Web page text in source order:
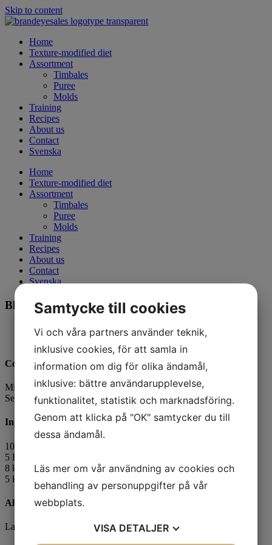
Skip to content
Home
Texture-modified diet
Assortment
Timbales
Puree
Molds
Training
Recipes
About us
Contact
Svenska
Home
Texture-modified diet
Assortment
Timbales
Puree
Molds
Training
Recipes
About us
Contact
Svenska
Blueberry smoothie
10 Minutes
Number of servings 100
Cooking directions
Mix all ingredients.
Serve cold.
Ingredients
10 L Low-fat vanilla yogurt 0.5%
5 L Low-fat milk 0.5%
8 kg
Blueberry purée, art no: 4559-17
5 kg
Allergens
Lactose, Milk protein
Samtycke till cookies
Vi och våra partners använder teknik,
inklusive cookies, för att samla in
information om dig för olika ändamål,
inklusive: bättre användarupplevelse,
funktionalitet, statistik och marknadsföring.
Genom att klicka på "OK" samtycker du till
dessa ändamål.
Läs mer om vår användning av cookies och
behandling av personuppgifter på vår
webbplats.
VISA DETALJER